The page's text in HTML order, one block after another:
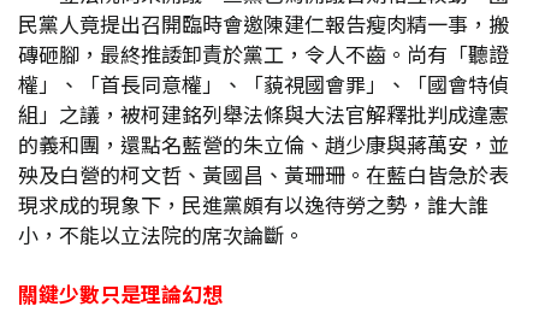
民黨人竟提出召開臨時會邀陳建仁報告瘦肉精一事，搬
磚砸腳，最終推諉卸責於黨工，令人不齒。尚有「聽證
權」、「首長同意權」、「藐視國會罪」、「國會特偵
組」之議，被柯建銘列舉法條與大法官解釋批判成違憲
的義和團，還點名藍營的朱立倫、趙少康與蔣萬安，並
殃及白營的柯文哲、黃國昌、黃珊珊。在藍白皆急於表
現求成的現象下，民進黨頗有以逸待勞之勢，誰大誰
小，不能以立法院的席次論斷。
關鍵少數只是理論幻想